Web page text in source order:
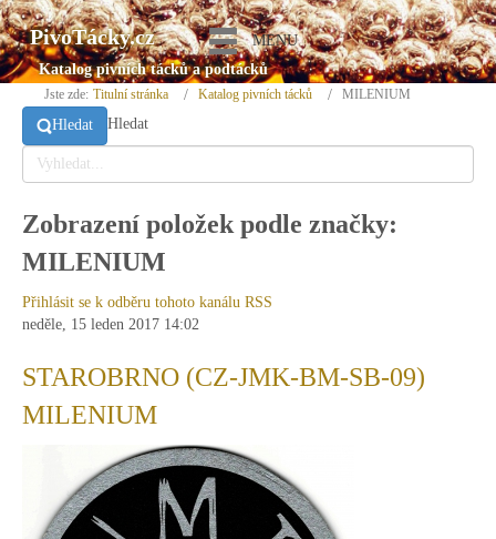
MENU
Katalog pivních tácků a podtácků
PivoTácky.cz
Jste zde: Titulní stránka Katalog pivních tácků MILENIUM
Hledat Hledat
Zobrazení položek podle značky:
MILENIUM
Přihlásit se k odběru tohoto kanálu RSS
neděle, 15 leden 2017 14:02
STAROBRNO (CZ-JMK-BM-SB-09)
MILENIUM